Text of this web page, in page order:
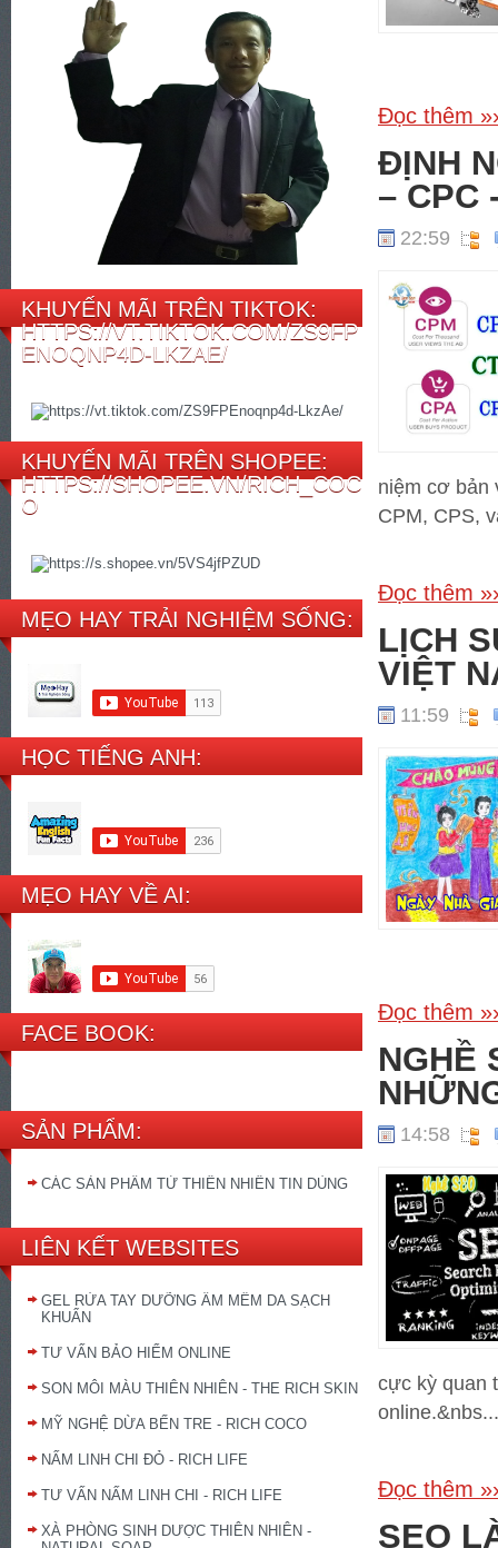
KHUYẾN MÃI TRÊN TIKTOK:
HTTPS://VT.TIKTOK.COM/ZS9FP
ENOQNP4D-LKZAE/
KHUYẾN MÃI TRÊN SHOPEE:
HTTPS://SHOPEE.VN/RICH_COC
O
MẸO HAY TRẢI NGHIỆM SỐNG:
HỌC TIẾNG ANH:
MẸO HAY VỀ AI:
FACE BOOK:
SẢN PHẨM:
CÁC SẢN PHẨM TỪ THIÊN NHIÊN TIN DÙNG
LIÊN KẾT WEBSITES
GEL RỬA TAY DƯỠNG ẨM MỀM DA SẠCH
KHUẨN
TƯ VẤN BẢO HIỂM ONLINE
SON MÔI MÀU THIÊN NHIÊN - THE RICH SKIN
MỸ NGHỆ DỪA BẾN TRE - RICH COCO
NẤM LINH CHI ĐỎ - RICH LIFE
TƯ VẤN NẤM LINH CHI - RICH LIFE
XÀ PHÒNG SINH DƯỢC THIÊN NHIÊN -
Đọc thêm
ĐỊNH
– CPC
22:59
niệm cơ bản
CPM, CPS,
Đọc thêm
LỊCH
VIỆT
11:59
Đọc thêm
NGHỀ
14:58
cực kỳ quan
online.&nbs...
Đọc thêm
SEO